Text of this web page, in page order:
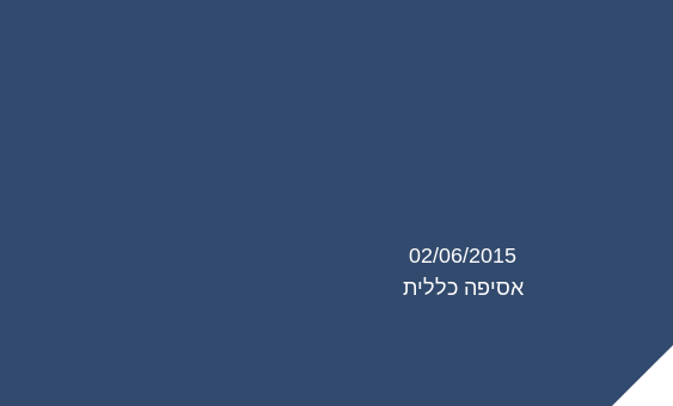
02/06/2015
אסיפה כללית